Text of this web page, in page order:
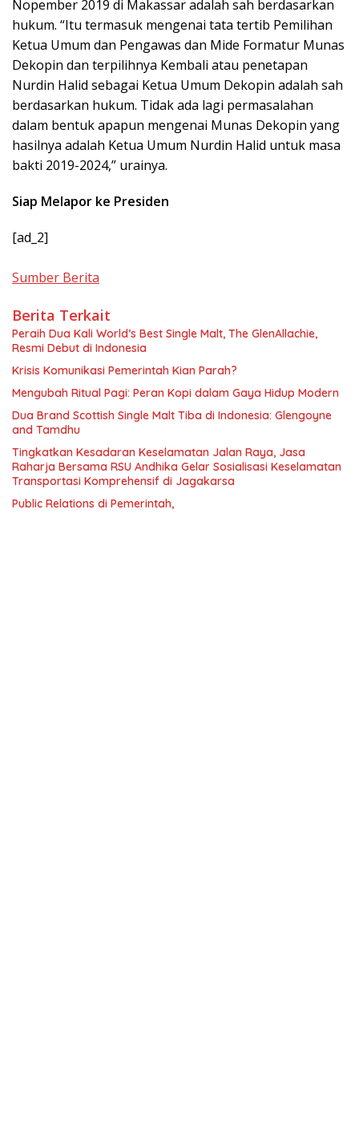
Nopember 2019 di Makassar adalah sah berdasarkan
hukum. “Itu termasuk mengenai tata tertib Pemilihan
Ketua Umum dan Pengawas dan Mide Formatur Munas
Dekopin dan terpilihnya Kembali atau penetapan
Nurdin Halid sebagai Ketua Umum Dekopin adalah sah
berdasarkan hukum. Tidak ada lagi permasalahan
dalam bentuk apapun mengenai Munas Dekopin yang
hasilnya adalah Ketua Umum Nurdin Halid untuk masa
bakti 2019-2024,” urainya.
Siap Melapor ke Presiden
[ad_2]
Sumber Berita
Berita Terkait
Peraih Dua Kali World’s Best Single Malt, The GlenAllachie,
Resmi Debut di Indonesia
Krisis Komunikasi Pemerintah Kian Parah?
Mengubah Ritual Pagi: Peran Kopi dalam Gaya Hidup Modern
Dua Brand Scottish Single Malt Tiba di Indonesia: Glengoyne
and Tamdhu
Tingkatkan Kesadaran Keselamatan Jalan Raya, Jasa
Raharja Bersama RSU Andhika Gelar Sosialisasi Keselamatan
Transportasi Komprehensif di Jagakarsa
Public Relations di Pemerintah,